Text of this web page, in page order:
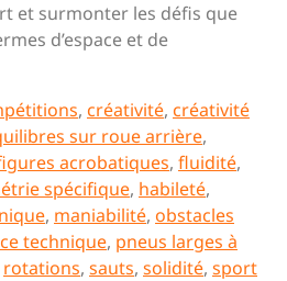
et surmonter les défis que
d’espace et de
, créativité, créativité
sur roue arrière,
acrobatiques, fluidité,
spécifique, habileté,
, maniabilité, obstacles
technique, pneus larges à
rotations, sauts, solidité, sport